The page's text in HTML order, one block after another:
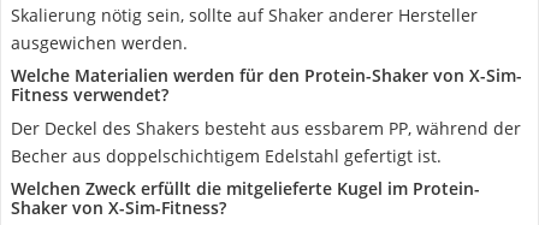
Skalierung nötig sein, sollte auf Shaker anderer Hersteller
ausgewichen werden.
Welche Materialien werden für den Protein-Shaker von X-Sim-
Fitness verwendet?
Der Deckel des Shakers besteht aus essbarem PP, während der
Becher aus doppelschichtigem Edelstahl gefertigt ist.
Welchen Zweck erfüllt die mitgelieferte Kugel im Protein-
Shaker von X-Sim-Fitness?